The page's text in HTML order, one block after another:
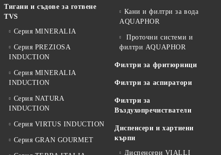
Тигани и съдове за готвене
TVS
Серия MINERALIA
Серия PREZIOSA
INDUCTION
Серия MINERALIA
INDUCTION
Серия NATURA
INDUCTION
Серия VIRTUS INDUCTION
Серия GRAN GOURMET
Кани и филтри за вода
AQUAPHOR
Проточни системи и
филтри AQUAPHOR
Филтри за фритюрници
Филтри за аспиратори
Филтри за
Въздухопречистватели
Диспенсери и хартиени
кърпи
Диспенсери VIALLI